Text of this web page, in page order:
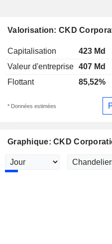
Valorisation: CKD
Capitalisation 423 Md
Valeur d'entreprise 407 Md
Flottant
85,52%
* Données estimées
Graphique: CKD